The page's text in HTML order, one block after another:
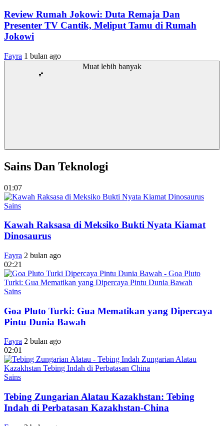
Review Rumah Jokowi: Duta Remaja Dan
Presenter TV Cantik, Meliput Tamu di Rumah
Jokowi
Fayra 1 bulan ago
Muat lebih banyak
Sains Dan Teknologi
01:07
Sains
Kawah Raksasa di Meksiko Bukti Nyata Kiamat
Dinosaurus
Fayra 2 bulan ago
02:21
Sains
Goa Pluto Turki: Gua Mematikan yang Dipercaya
Pintu Dunia Bawah
Fayra 2 bulan ago
02:01
Sains
Tebing Zungarian Alatau Kazakhstan: Tebing
Indah di Perbatasan Kazakhstan-China